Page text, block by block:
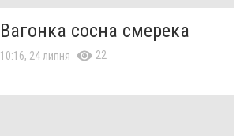
Вагонка сосна смерека
10:16, 24 липня 22